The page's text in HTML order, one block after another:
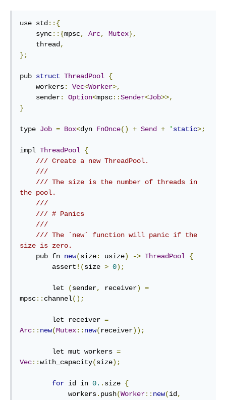
use std ::{
    sync
::{mpsc, Arc, Mutex},
    thread
,
};
pub struct ThreadPool {
    workers
: Vec<Worker>,
    sender
: Option<mpsc::Sender<Job>>,
}
type Job = Box<dyn FnOnce() + Send + ' static>;
impl ThreadPool {
/// Create a new ThreadPool.
///
/// The size is the number of threads in
the pool.
///
/// # Panics
///
/// The `new` function will panic if the
size is zero.
    pub fn
new(size: usize) -> ThreadPool {
        assert
!(size > 0);
        let
(sender, receiver)
=
mpsc:: channel();
        let receiver
=
Arc:: new(Mutex:: new(receiver));
        let mut workers
=
Vec::with_capacity(size);
for id in 0. . size {
            workers
. push(Worker:: new(id ,